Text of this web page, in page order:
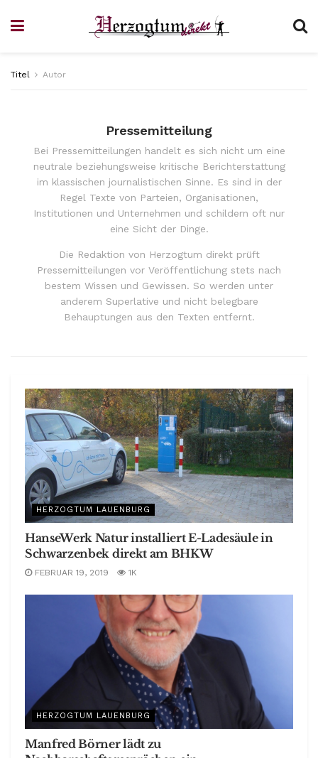
Titel Autor
Pressemitteilung
Bei Pressemitteilungen handelt es sich nicht um eine
neutrale beziehungsweise kritische Berichterstattung
im klassischen journalistischen Sinne. Es sind in der
Regel Texte von Parteien, Organisationen,
Institutionen und Unternehmen und schildern oft nur
eine Sicht der Dinge.
Die Redaktion von Herzogtum direkt prüft
Pressemitteilungen vor Veröffentlichung stets nach
bestem Wissen und Gewissen. So werden unter
anderem Superlative und nicht belegbare
Behauptungen aus den Texten entfernt.
HERZOGTUM LAUENBURG
HanseWerk Natur installiert E-Ladesäule in
Schwarzenbek direkt am BHKW
FEBRUAR 19, 2019 1K
HERZOGTUM LAUENBURG
Manfred Börner lädt zu